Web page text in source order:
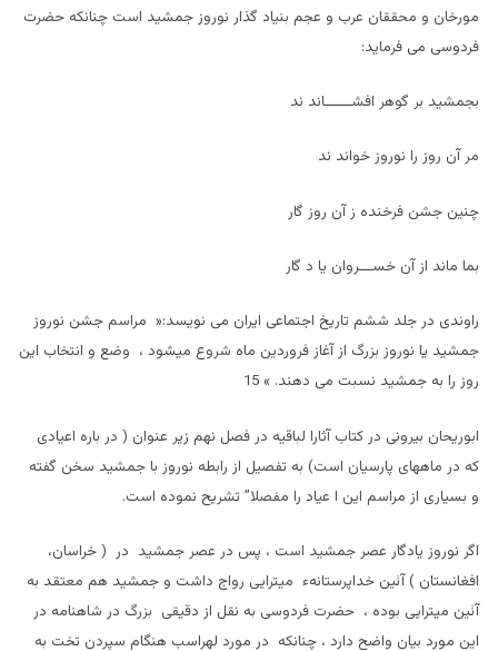
مورخان و محققان عرب و عجم بنياد گذار نوروز جمشيد است چنانکه حضرت
فردوسی می فرمايد:
بجمشيد بر گوهر افشــــــاند ند
مر آن روز را نوروز خواند ند
چنين جشن فرخنده ز آن روز گار
بما ماند از آن خســـروان يا د گار
راوندی در جلد ششم تاريخ اجتماعی ايران می نويسد:« مراسم جشن نوروز
جمشيد يا نوروز بزرگ از آغاز فروردين ماه شروع ميشود ، وضع و انتخاب اين
روز را به جمشيد نسبت می دهند. » 15
ابوريحان بيرونی در کتاب آثارا لباقيه در فصل نهم زير عنوان ( در باره اعيادی
که در ماههای پارسيان است) به تفصيل از رابطه نوروز با جمشيد سخن گفته
و بسياری از مراسم اين ا عياد را مفصلا” تشريح نموده است.
اگر نوروز يادگار عصر جمشيد است ، پس در عصر جمشيد در ( خراسان،
افغانستان ) آئين خداپرستانهء ميترايی رواج داشت و جمشيد هم معتقد به
آئين ميترايی بوده ، حضرت فردوسی به نقل از دقيقی بزرگ در شاهنامه در
اين مورد بیان واضح دارد ، چنانکه در مورد لهراسب هنگام سپردن تخت به